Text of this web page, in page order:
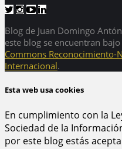
Blog de Juan Domingo
este blog se encuentran
Commons Reconocimiento-
Internacional.
Esta web usa cookies
En cumplimiento con la
Sociedad de la
por este blog estás